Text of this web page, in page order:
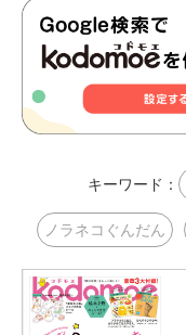
キーワード：
ノラネコぐんだん